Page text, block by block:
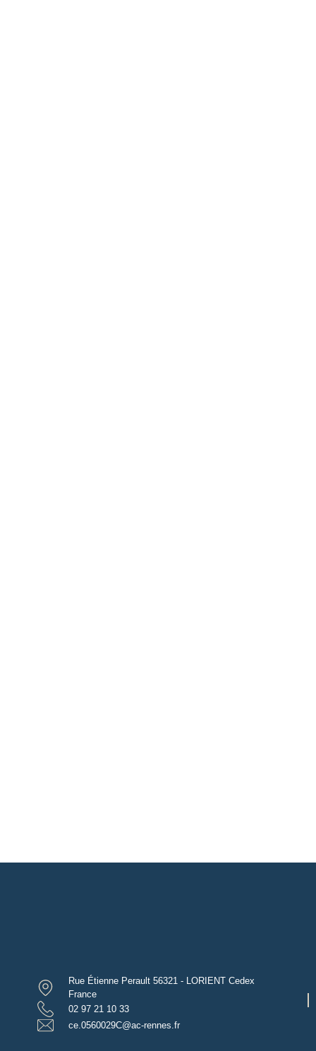
Rue Étienne Perault 56321 - LORIENT Cedex
France
02 97 21 10 33
ce.0560029C@ac-rennes.fr